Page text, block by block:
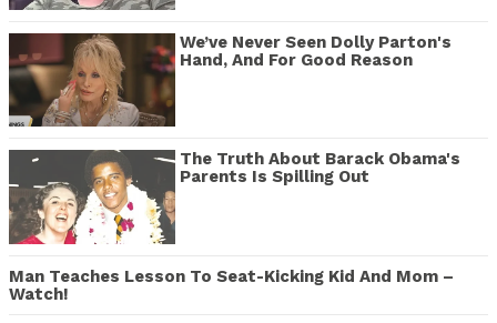
We’ve Never Seen Dolly Parton's
Hand, And For Good Reason
The Truth About Barack Obama's
Parents Is Spilling Out
Man Teaches Lesson To Seat-Kicking Kid And Mom –
Watch!